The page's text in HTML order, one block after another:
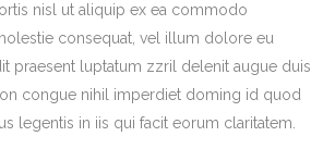
nisl ut aliquip ex ea commodo
consequat, vel illum dolore eu
praesent luptatum zzril delenit augue duis
congue nihil imperdiet doming id quod
legentis in iis qui facit eorum claritatem.